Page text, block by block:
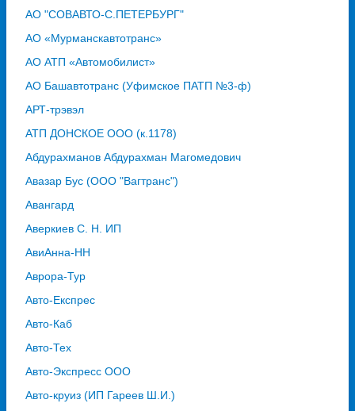
АО "СОВАВТО-С.ПЕТЕРБУРГ"
АО «Мурманскавтотранс»
АО АТП «Автомобилист»
АО Башавтотранс (Уфимское ПАТП №3-ф)
АРТ-трэвэл
АТП ДОНСКОЕ ООО (к.1178)
Абдурахманов Абдурахман Магомедович
Авазар Бус (ООО "Вагтранс")
Авангард
Аверкиев С. Н. ИП
АвиАнна-НН
Аврора-Тур
Авто-Експрес
Авто-Каб
Авто-Тех
Авто-Экспресс ООО
Авто-круиз (ИП Гареев Ш.И.)